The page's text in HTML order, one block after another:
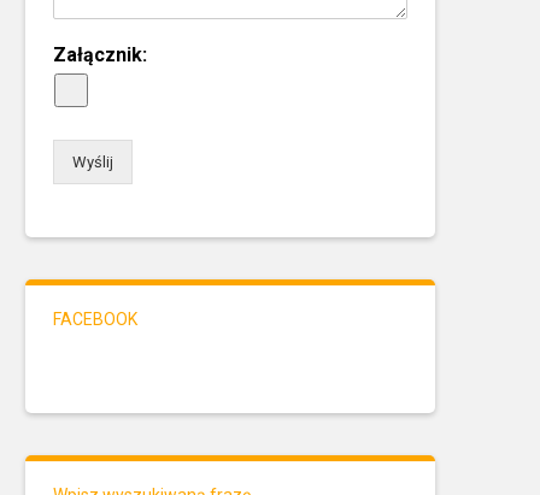
Załącznik:
Wyślij
FACEBOOK